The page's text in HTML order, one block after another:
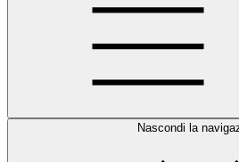
Nascondi la